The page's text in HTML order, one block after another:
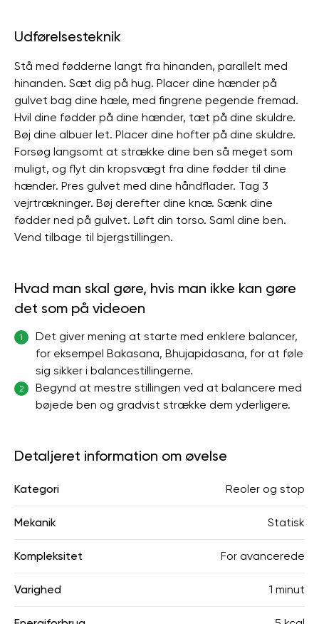
Udførelsesteknik
Stå med fødderne langt fra hinanden, parallelt med
hinanden. Sæt dig på hug. Placer dine hænder på
gulvet bag dine hæle, med fingrene pegende fremad.
Hvil dine fødder på dine hænder, tæt på dine skuldre.
Bøj dine albuer let. Placer dine hofter på dine skuldre.
Forsøg langsomt at strække dine ben så meget som
muligt, og flyt din kropsvægt fra dine fødder til dine
hænder. Pres gulvet med dine håndflader. Tag 3
vejrtrækninger. Bøj derefter dine knæ. Sænk dine
fødder ned på gulvet. Løft din torso. Saml dine ben.
Vend tilbage til bjergstillingen.
Hvad man skal gøre, hvis man ikke kan gøre
det som på videoen
1
Det giver mening at starte med enklere balancer,
for eksempel Bakasana, Bhujapidasana, for at føle
sig sikker i balancestillingerne.
2
Begynd at mestre stillingen ved at balancere med
bøjede ben og gradvist strække dem yderligere.
Detaljeret information om øvelse
Kategori Reoler og stop
Mekanik Statisk
Kompleksitet For avancerede
Varighed 1 minut